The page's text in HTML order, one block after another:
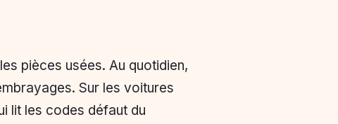
pièces usées. Au quotidien,
Sur les voitures
lit les codes défaut du